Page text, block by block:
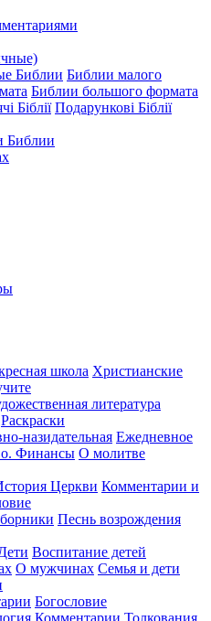
Библии Библии малого
Библии большого формата
Біблії Подарункові Біблії
Библии
школа Христианские
литература
Раскраски
назидательная Ежедневное
Финансы О молитве
Церкви Комментарии и
Песнь возрождения
Воспитание детей
О мужчинах Семья и дети
Богословие